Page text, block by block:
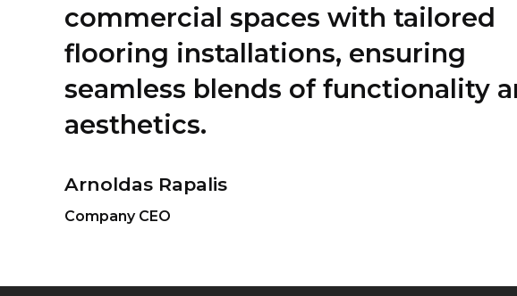
commercial spaces with tailored
flooring installations, ensuring
seamless blends of functionality
aesthetics.
Arnoldas Rapalis
Company CEO